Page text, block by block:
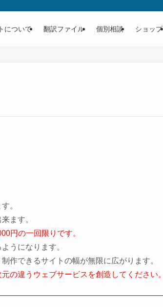
について 翻訳ファイル 個別相談 ショップ
。
ます。
円の一回限りです。
うになります。
作できるサイトの幅が無限に広がります。
の違うウェブサービスを創造してください。